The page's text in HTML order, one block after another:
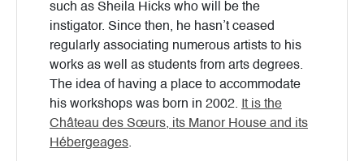
such as Sheila Hicks who will be the
instigator. Since then, he hasn’t ceased
regularly associating numerous artists to his
works as well as students from arts degrees.
The idea of having a place to accommodate
his workshops was born in 2002. It is the
Château des Sœurs, its Manor House and its
Hébergeages.